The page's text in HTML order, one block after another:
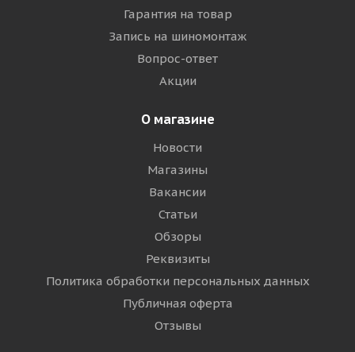
Гарантия на товар
Запись на шиномонтаж
Вопрос-ответ
Акции
О магазине
Новости
Магазины
Вакансии
Статьи
Обзоры
Реквизиты
Политика обработки персональных данных
Публичная оферта
Отзывы